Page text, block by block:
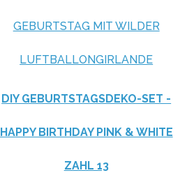
GEBURTSTAG MIT WILDER
LUFTBALLONGIRLANDE
DIY GEBURTSTAGSDEKO-SET -
HAPPY BIRTHDAY PINK & WHITE
ZAHL 13